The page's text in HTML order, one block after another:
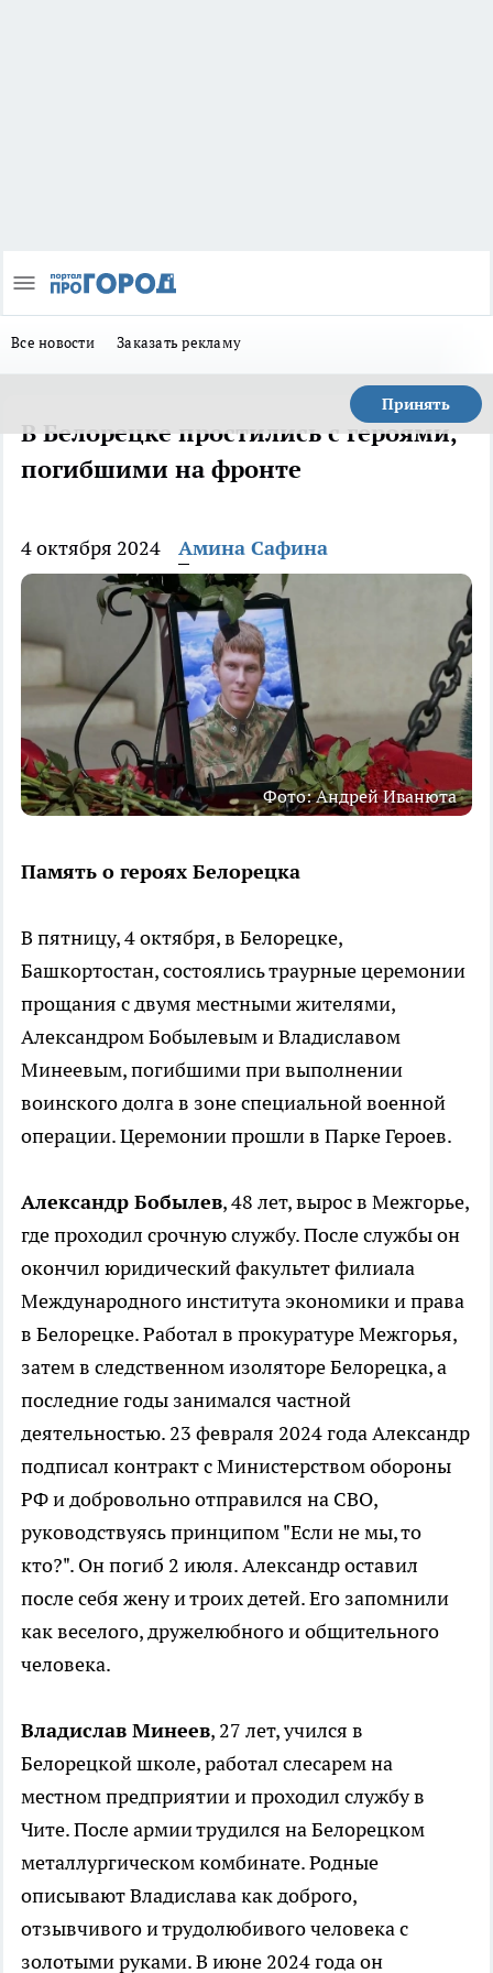
Все новости Заказать рекламу
Принять
В Белорецке простились с героями,
погибшими на фронте
4 октября 2024 Амина Сафина
Фото: Андрей Иванюта
Память о героях Белорецка
В пятницу, 4 октября, в Белорецке,
Башкортостан, состоялись траурные церемонии
прощания с двумя местными жителями,
Александром Бобылевым и Владиславом
Минеевым, погибшими при выполнении
воинского долга в зоне специальной военной
операции. Церемонии прошли в Парке Героев.
Александр Бобылев, 48 лет, вырос в Межгорье,
где проходил срочную службу. После службы он
окончил юридический факультет филиала
Международного института экономики и права
в Белорецке. Работал в прокуратуре Межгорья,
затем в следственном изоляторе Белорецка, а
последние годы занимался частной
деятельностью. 23 февраля 2024 года Александр
подписал контракт с Министерством обороны
РФ и добровольно отправился на СВО,
руководствуясь принципом "Если не мы, то
кто?". Он погиб 2 июля. Александр оставил
после себя жену и троих детей. Его запомнили
как веселого, дружелюбного и общительного
человека.
Владислав Минеев, 27 лет, учился в
Белорецкой школе, работал слесарем на
местном предприятии и проходил службу в
Чите. После армии трудился на Белорецком
металлургическом комбинате. Родные
описывают Владислава как доброго,
отзывчивого и трудолюбивого человека с
золотыми руками. В июне 2024 года он